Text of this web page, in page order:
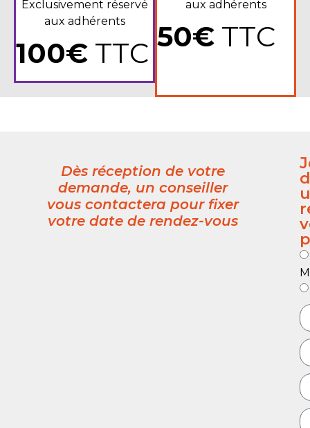
Exclusivement réservé
aux adhérents
100€ TTC
aux adhérents
50€ TTC
Dès réception de votre
demande, un conseiller
vous contactera pour fixer
votre date de rendez-vous